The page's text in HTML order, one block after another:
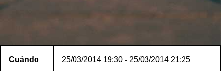
Cuándo 25/03/2014 19:30 - 25/03/2014 21:25